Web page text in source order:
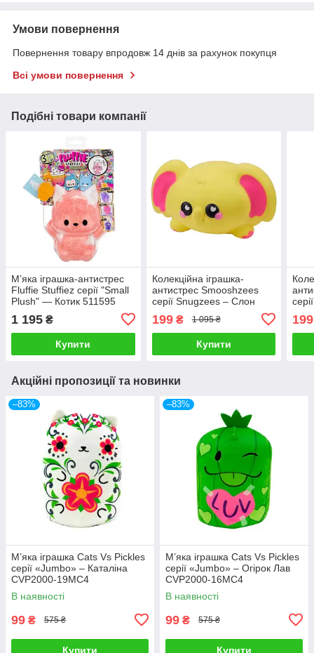
Умови повернення
Повернення товару впродовж 14 днів за рахунок покупця
Всі умови повернення
Подібні товари компанії
М’яка іграшка-антистрес
Fluffie Stuffiez серії "Small
Plush" — Котик 511595
1 195 ₴
Купити
Колекційна іграшка-
антистрес Smooshzees
серії Snugzees – Слон
199₴ 1 095 ₴
Купити
199
Акційні пропозиції та новинки
–83%
М’яка іграшка Cats Vs Pickles
серії «Jumbo» – Каталіна
CVP2000-19MC4
В наявності
99 ₴ 575 ₴
Купити
–83%
М’яка іграшка Cats Vs Pickles
серії «Jumbo» – Огірок Лав
CVP2000-16MC4
В наявності
99 ₴ 575 ₴
Купити